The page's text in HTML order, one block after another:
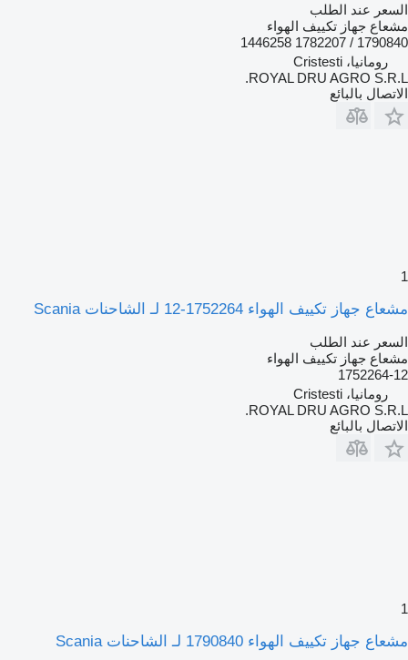
السعر عند الطلب
مشعاع جهاز تكييف الهواء
1790840 / 1782207 1446258
رومانيا، Cristesti
ROYAL DRU AGRO S.R.L.
الاتصال بالبائع
1
مشعاع جهاز تكييف الهواء 1752264-12 لـ الشاحنات Scania
السعر عند الطلب
مشعاع جهاز تكييف الهواء
1752264-12
رومانيا، Cristesti
ROYAL DRU AGRO S.R.L.
الاتصال بالبائع
1
مشعاع جهاز تكييف الهواء 1790840 لـ الشاحنات Scania